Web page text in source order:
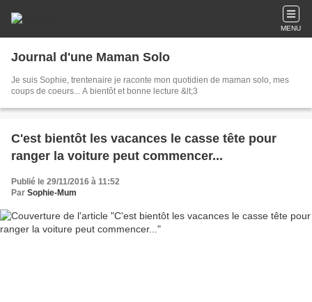
MENU
Journal d'une Maman Solo
Je suis Sophie, trentenaire je raconte mon quotidien de maman solo, mes
coups de coeurs... A bientôt et bonne lecture &lt;3
C'est bientôt les vacances le casse tête pour
ranger la voiture peut commencer...
Publié le 29/11/2016 à 11:52
Par Sophie-Mum